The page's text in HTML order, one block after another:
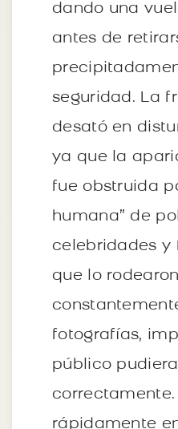
dando una
antes de
seguridad. La
desató en
ya que la
fue obstruida
humana” de
celebridades y
que lo rodearon
fotografías,
público
rápidamente